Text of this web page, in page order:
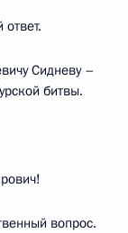
Сидневу –
битвы.
вопрос.